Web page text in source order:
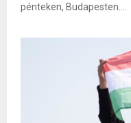
pénteken, Budapesten....